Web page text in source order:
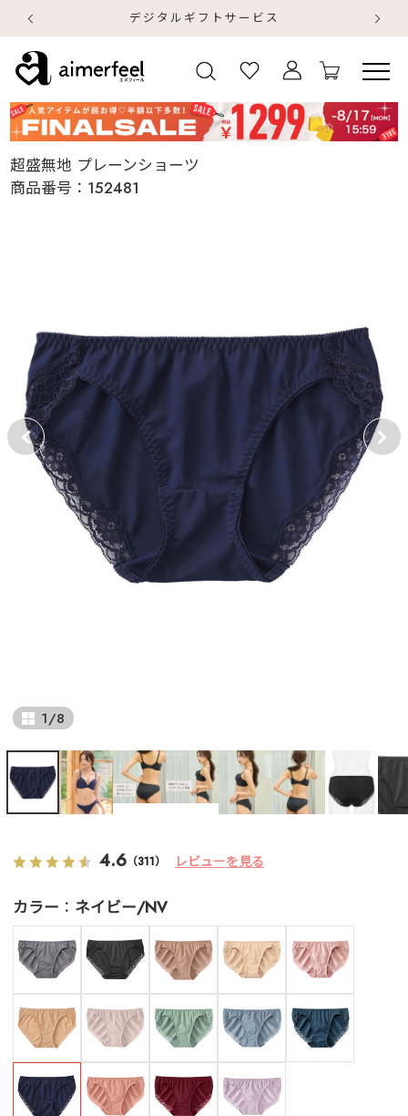
デジタルギフトサービス
超盛無地 プレーンショーツ
商品番号： 152481
1/8
4.6 （311） レビューを見る
カラー ネイビー/NV